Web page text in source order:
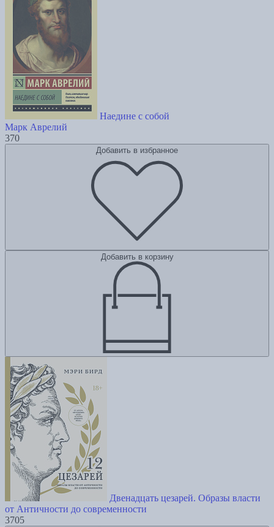
Наедине с собой
Марк Аврелий
370
Добавить в избранное
Добавить в корзину
Двенадцать цезарей. Образы власти
от Античности до современности
3705